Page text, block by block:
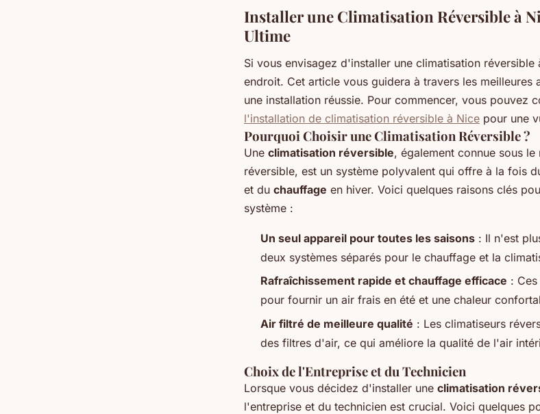
Installer une Climatisation Réversible à
Ultime
Si vous envisagez d'installer une climatisation réversible
endroit. Cet article vous guidera à travers les meilleures
une installation réussie. Pour commencer, vous pouvez
l'installation de climatisation réversible à Nice pour une
Pourquoi Choisir une Climatisation Réversible ?
Une climatisation réversible, également connue sous le
réversible, est un système polyvalent qui offre à la fois
et du chauffage en hiver. Voici quelques raisons clés
système :
Un seul appareil pour toutes les saisons : Il n'est
deux systèmes séparés pour le chauffage et la
Rafraîchissement rapide et chauffage efficace :
pour fournir un air frais en été et une chaleur
Air filtré de meilleure qualité : Les climatiseurs
des filtres d'air, ce qui améliore la qualité de l'air
Choix de l'Entreprise et du Technicien
Lorsque vous décidez d'installer une climatisation
l'entreprise et du technicien est crucial. Voici quelques